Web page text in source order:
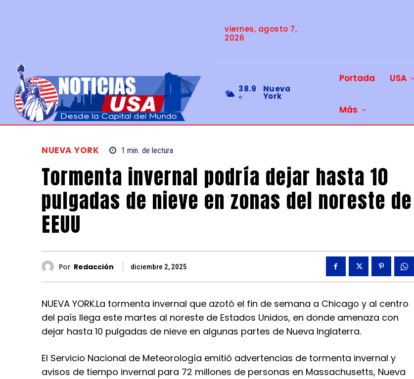
viernes, agosto 7,
2026
38.9
C
Nueva
York
Portada USA
Más
NUEVA YORK 1 min. de lectura
Tormenta invernal podría dejar hasta 10
pulgadas de nieve en zonas del noreste de
EEUU
Por Redacción diciembre 2, 2025
NUEVA YORK.La tormenta invernal que azotó el fin de semana a Chicago y al centro
del país llega este martes al noreste de Estados Unidos, en donde amenaza con
dejar hasta 10 pulgadas de nieve en algunas partes de Nueva Inglaterra.
El Servicio Nacional de Meteorología emitió advertencias de tormenta invernal y
avisos de tiempo invernal para 72 millones de personas en Massachusetts, Nueva